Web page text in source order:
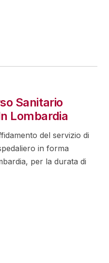
Sanitario
Lombardia
del servizio di
in forma
per la durata di